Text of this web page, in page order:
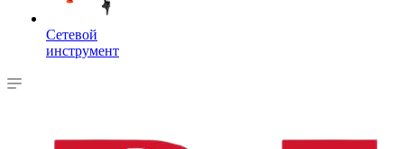
Сетевой
инструмент